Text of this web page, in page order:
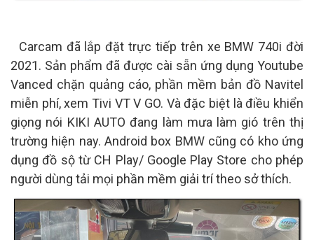
Carcam đã lắp đặt trực tiếp trên xe BMW 740i đời
2021. Sản phẩm đã được cài sẵn ứng dụng Youtube
Vanced chặn quảng cáo, phần mềm bản đồ Navitel
miễn phí, xem Tivi VT V GO. Và đặc biệt là điều khiển
giọng nói KIKI AUTO đang làm mưa làm gió trên thị
trường hiện nay. Android box BMW cũng có kho ứng
dụng đồ sộ từ CH Play/ Google Play Store cho phép
người dùng tải mọi phần mềm giải trí theo sở thích.